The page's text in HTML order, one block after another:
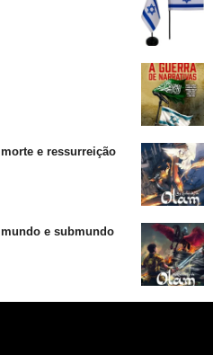
e ressurreição
e submundo